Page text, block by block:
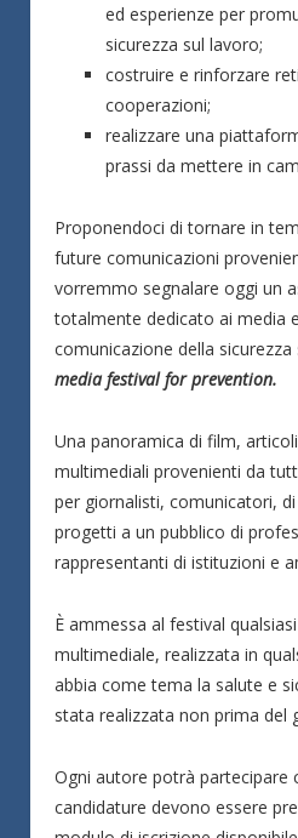
ed esperienze per
sicurezza sul lavoro;
costruire e rinforzare
cooperazioni;
realizzare una
prassi da mettere in
Proponendoci di tornare in
future comunicazioni
vorremmo segnalare oggi un
totalmente dedicato ai media
comunicazione della sicurezza
media festival for prevention.
Una panoramica di film,
multimediali provenienti da
per giornalisti, comunicatori,
progetti a un pubblico di
rappresentanti di istituzioni e
È ammessa al festival
multimediale, realizzata in
abbia come tema la salute e
stata realizzata non prima del
Ogni autore potrà partecipare
candidature devono essere